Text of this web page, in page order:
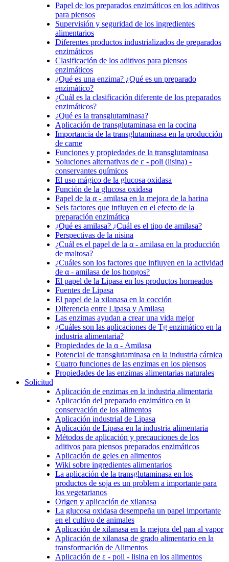
Papel de los preparados enzimáticos en los aditivos
para piensos
Supervisión y seguridad de los ingredientes
alimentarios
Diferentes productos industrializados de preparados
enzimáticos
Clasificación de los aditivos para piensos
enzimáticos
¿Qué es una enzima? ¿Qué es un preparado
enzimático?
¿Cuál es la clasificación diferente de los preparados
enzimáticos?
¿Qué es la transglutaminasa?
Aplicación de transglutaminasa en la cocina
Importancia de la transglutaminasa en la producción
de carne
Funciones y propiedades de la transglutaminasa
Soluciones alternativas de ε - poli (lisina) -
conservantes químicos
El uso mágico de la glucosa oxidasa
Función de la glucosa oxidasa
Papel de la α - amilasa en la mejora de la harina
Seis factores que influyen en el efecto de la
preparación enzimática
¿Qué es amilasa? ¿Cuál es el tipo de amilasa?
Perspectivas de la nisina
¿Cuál es el papel de la α - amilasa en la producción
de maltosa?
¿Cuáles son los factores que influyen en la actividad
de α - amilasa de los hongos?
El papel de la Lipasa en los productos horneados
Fuentes de Lipasa
El papel de la xilanasa en la cocción
Diferencia entre Lipasa y Amilasa
Las enzimas ayudan a crear una vida mejor
¿Cuáles son las aplicaciones de Tg enzimático en la
industria alimentaria?
Propiedades de la α - Amilasa
Potencial de transglutaminasa en la industria cárnica
Cuatro funciones de las enzimas en los piensos
Propiedades de las enzimas alimentarias naturales
Solicitud
Aplicación de enzimas en la industria alimentaria
Aplicación del preparado enzimático en la
conservación de los alimentos
Aplicación industrial de Lipasa
Aplicación de Lipasa en la industria alimentaria
Métodos de aplicación y precauciones de los
aditivos para piensos preparados enzimáticos
Aplicación de geles en alimentos
Wiki sobre ingredientes alimentarios
La aplicación de la transglutaminasa en los
productos de soja es un problem a importante para
los vegetarianos
Origen y aplicación de xilanasa
La glucosa oxidasa desempeña un papel importante
en el cultivo de animales
Aplicación de xilanasa en la mejora del pan al vapor
Aplicación de xilanasa de grado alimentario en la
transformación de Alimentos
Aplicación de ε - poli - lisina en los alimentos